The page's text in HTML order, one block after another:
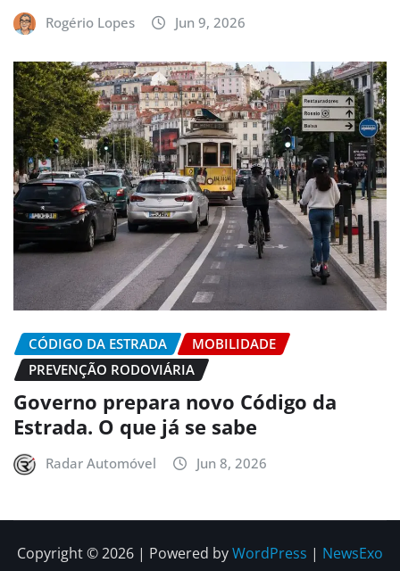
Rogério Lopes Jun 9, 2026
CÓDIGO DA ESTRADA
MOBILIDADE
PREVENÇÃO RODOVIÁRIA
Governo prepara novo Código da
Estrada. O que já se sabe
Radar Automóvel Jun 8, 2026
Copyright © 2026 | Powered byWordPress | NewsExo